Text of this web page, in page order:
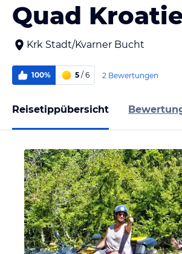
Quad
Krk Stadt/Kvarner Bucht
100% 5 / 6 2 Bewertungen
Reisetippübersicht